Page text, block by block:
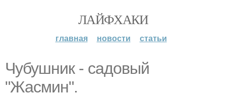
ЛАЙФХАКИ
главная новости статьи
Чубушник - садовый
"Жасмин".